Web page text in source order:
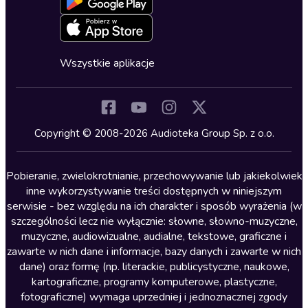
Kryminały
Lektury szkolne
Literatura anglojęzyczna
Literatura faktu
Literatura obyczajowa
Literatura piękna obca
Literatura piękna polska
Nagrania relaksacyjne
Deklaracja dostępności
Oferta dla firm i bibliotek
Zapowiedzi
Cykle audiobooków
Wszystkie aplikacje
Copyright © 2008-2026 Audioteka Group Sp. z o.o.
Pobieranie, zwielokrotnianie, przechowywanie lub jakiekolwiek
inne wykorzystywanie treści dostępnych w niniejszym
serwisie - bez względu na ich charakter i sposób wyrażenia (w
szczególności lecz nie wyłącznie: słowne, słowno-muzyczne,
muzyczne, audiowizualne, audialne, tekstowe, graficzne i
zawarte w nich dane i informacje, bazy danych i zawarte w nich
dane) oraz formę (np. literackie, publicystyczne, naukowe,
kartograficzne, programy komputerowe, plastyczne,
fotograficzne) wymaga uprzedniej i jednoznacznej zgody